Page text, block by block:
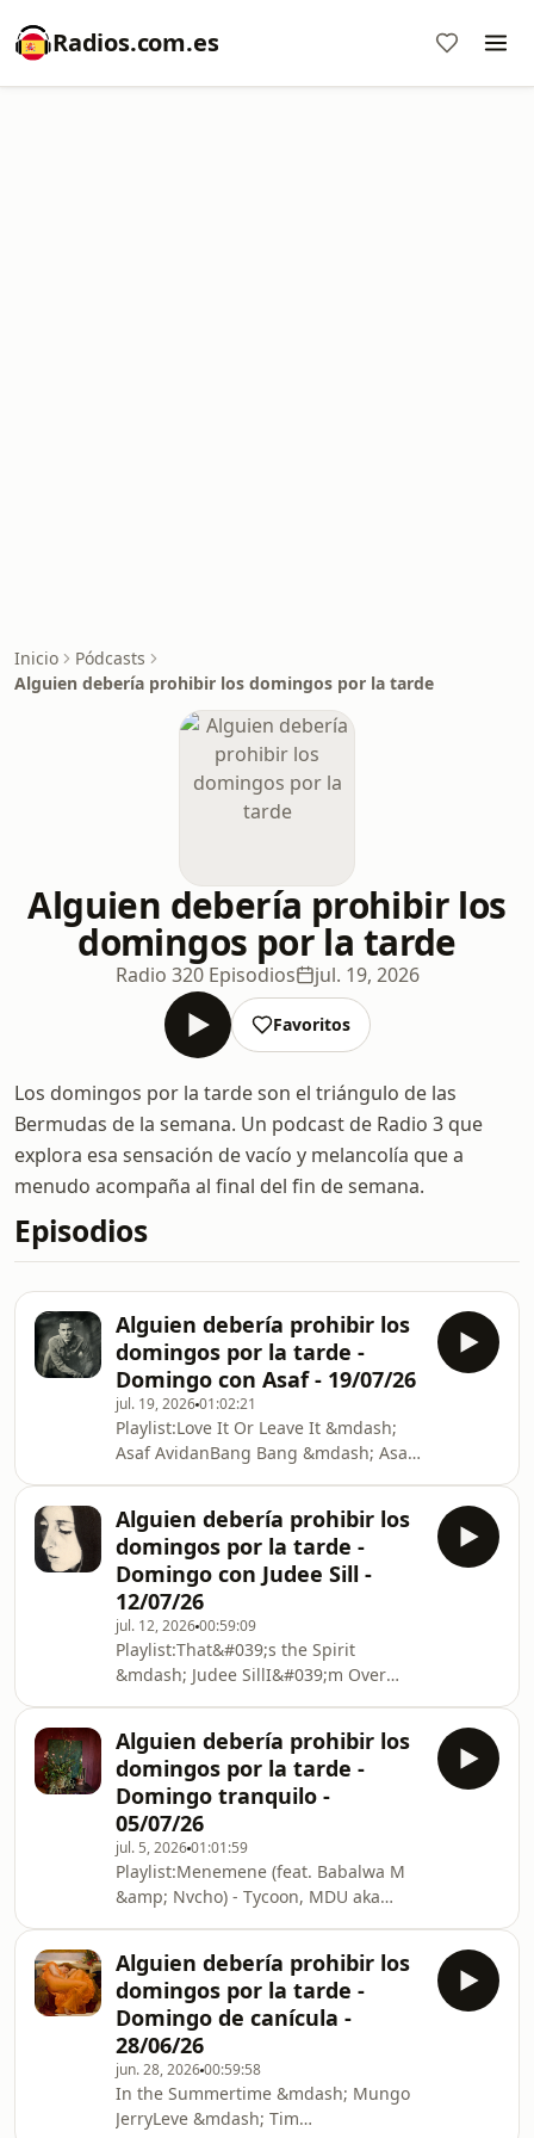
Radios.com.es
Inicio
Pódcasts
Alguien debería prohibir los domingos por la tarde
Alguien debería prohibir los
domingos por la tarde
Radio 320 Episodios jul. 19, 2026
Favoritos
Los domingos por la tarde son el triángulo de las
Bermudas de la semana. Un podcast de Radio 3 que
explora esa sensación de vacío y melancolía que a
menudo acompaña al final del fin de semana.
Episodios
Alguien debería prohibir los
domingos por la tarde -
Domingo con Asaf - 19/07/26
jul. 19, 202601:02:21
Playlist:Love It Or Leave It &mdash;
Asaf AvidanBang Bang &mdash; Asaf
&mdash; Asaf AvidanSerenity
&mdash; Asaf AvidanLost Horse
&mdash; Asaf AvidanThe Study On
Falling &mdash; Asaf AvidanThe
Sirens &amp; The Sea &mdash; Asaf
Avidan, The MojosMy Old Pain
&mdash; Asaf AvidanYour Anchor (In
a Box Version) &mdash; Asaf AvidanTo
Love Anot
Alguien debería prohibir los
domingos por la tarde -
Domingo con Judee Sill -
12/07/26
jul. 12, 202600:59:09
Playlist:That&#039;s the Spirit
&mdash; Judee SillI&#039;m Over
&mdash; Judee SillThings Are
Lookin&#039; Up &mdash; Judee
SillLast Resort &mdash; Judee SillThe
Good Ship Omega &mdash; Judee
SillTill Dreams Come True &mdash;
Judee SillLiving End &mdash; Judee
SillWaterfall &mdash; Judee
SillEmerald River Dance &mdash;
Judee Sill
Alguien debería prohibir los
domingos por la tarde -
Domingo tranquilo -
05/07/26
jul. 5, 202601:01:59
Playlist:Menemene (feat. Babalwa M
&amp; Nvcho) - Tycoon, MDU aka
Gotan ProjectDon de Fluir - Celso
Fonseca, Jorge DrexlerIt&#039;s Been
Done - Angela McCluskeyPacino
Pacino - Chilly Gonzales, Di-Meh,
Jungle JackCigarette Curls - Beth
OrtonDon&#039;t Feel Like Doing
Nothing Today - Tucker
Alguien debería prohibir los
domingos por la tarde -
Domingo de canícula -
28/06/26
jun. 28, 202600:59:58
In the Summertime &mdash; Mungo
JerryLeve &mdash; Tim